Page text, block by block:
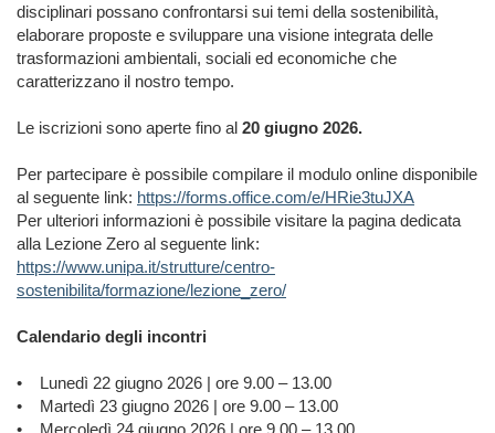
disciplinari possano confrontarsi sui temi della sostenibilità,
elaborare proposte e sviluppare una visione integrata delle
trasformazioni ambientali, sociali ed economiche che
caratterizzano il nostro tempo.
Le iscrizioni sono aperte fino al 20 giugno 2026.
Per partecipare è possibile compilare il modulo online disponibile
al seguente link: https://forms.office.com/e/HRie3tuJXA
Per ulteriori informazioni è possibile visitare la pagina dedicata
alla Lezione Zero al seguente link:
https://www.unipa.it/strutture/centro-
sostenibilita/formazione/lezione_zero/
Calendario degli incontri
• Lunedì 22 giugno 2026 | ore 9.00 – 13.00
• Martedì 23 giugno 2026 | ore 9.00 – 13.00